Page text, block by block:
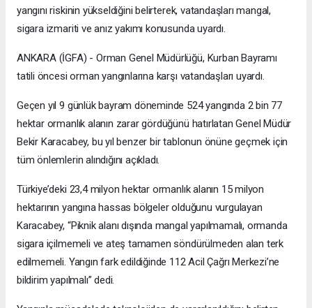
yangını riskinin yükseldiğini belirterek, vatandaşları mangal,
sigara izmariti ve anız yakımı konusunda uyardı.
ANKARA (İGFA) - Orman Genel Müdürlüğü, Kurban Bayramı
tatili öncesi orman yangınlarına karşı vatandaşları uyardı.
Geçen yıl 9 günlük bayram döneminde 524 yangında 2 bin 77
hektar ormanlık alanın zarar gördüğünü hatırlatan Genel Müdür
Bekir Karacabey, bu yıl benzer bir tablonun önüne geçmek için
tüm önlemlerin alındığını açıkladı.
Türkiye’deki 23,4 milyon hektar ormanlık alanın 15 milyon
hektarının yangına hassas bölgeler olduğunu vurgulayan
Karacabey, “Piknik alanı dışında mangal yapılmamalı, ormanda
sigara içilmemeli ve ateş tamamen söndürülmeden alan terk
edilmemeli. Yangın fark edildiğinde 112 Acil Çağrı Merkezi’ne
bildirim yapılmalı” dedi.